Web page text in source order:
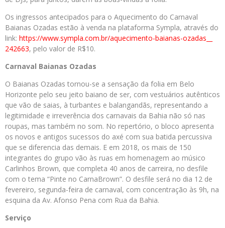
Os ingressos antecipados para o Aquecimento do Carnaval
Baianas Ozadas estão à venda na plataforma Sympla, através do
link: https://www.sympla.com.br/aquecimento-baianas-ozadas__
242663, pelo valor de R$10.
Carnaval Baianas Ozadas
O Baianas Ozadas tornou-se a sensação da folia em Belo
Horizonte pelo seu jeito baiano de ser, com vestuários autênticos
que vão de saias, à turbantes e balangandãs, representando a
legitimidade e irreverência dos carnavais da Bahia não só nas
roupas, mas também no som. No repertório, o bloco apresenta
os novos e antigos sucessos do axé com sua batida percussiva
que se diferencia das demais. E em 2018, os mais de 150
integrantes do grupo vão às ruas em homenagem ao músico
Carlinhos Brown, que completa 40 anos de carreira, no desfile
com o tema “Pinte no CarnaBrown”. O desfile será no dia 12 de
fevereiro, segunda-feira de carnaval, com concentração às 9h, na
esquina da Av. Afonso Pena com Rua da Bahia.
Serviço